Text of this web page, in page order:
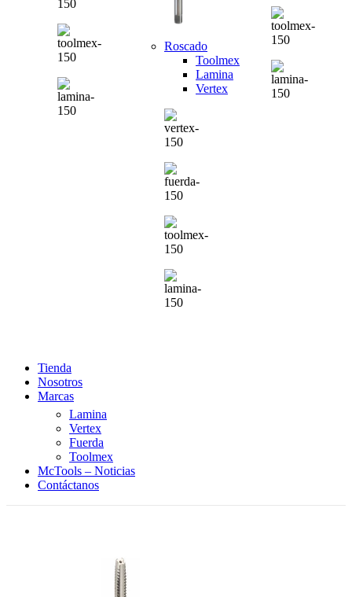
Roscado
Toolmex
Lamina
Vertex
Tienda
Nosotros
Marcas
Lamina
Vertex
Fuerda
Toolmex
McTools – Noticias
Contáctanos